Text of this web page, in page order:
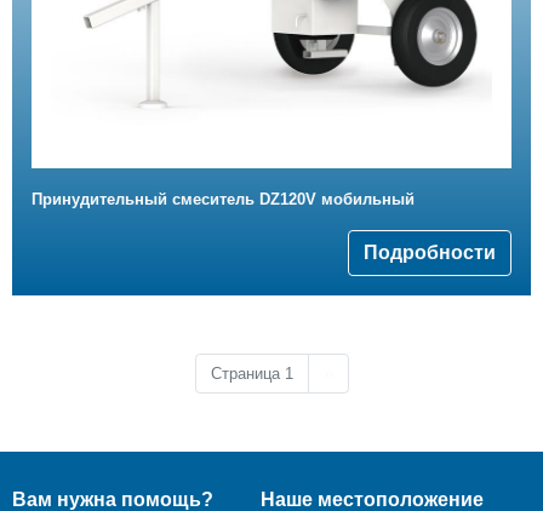
Принудительный смеситель DZ120V мобильный
Подробности
Страница 1
Вам нужна помощь? Наше местоположение